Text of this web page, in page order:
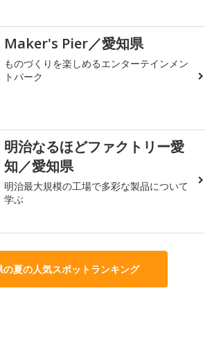
Maker's Pier／愛知県
ものづくりを楽しめるエンターテインメン
トパーク
明治なるほどファクトリー愛
知／愛知県
明治最大規模の工場で多彩な製品について
学ぶ
の夏の人気スポットランキング